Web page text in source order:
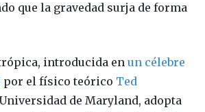
que la gravedad surja de forma
introducida en un célebre
por el físico teórico Ted
de Maryland, adopta